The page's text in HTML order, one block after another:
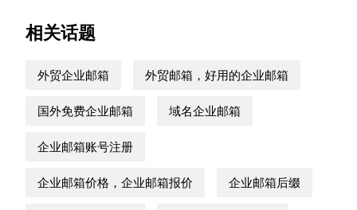
相关话题
外贸企业邮箱 外贸邮箱，好用的企业邮箱
国外免费企业邮箱 域名企业邮箱
企业邮箱账号注册
企业邮箱价格，企业邮箱报价 企业邮箱后缀